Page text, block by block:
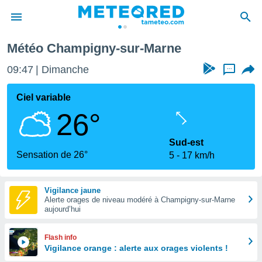
de
Météo Champigny-sur-Marne
09:47 Dimanche ...
Ciel variable
26°
Sensation de 26°
Sud-est
5
17 km/h
Vigilance jaune
Alerte orages de niveau modéré à Champigny-sur-Marne
aujourd’hui
Flash info
Vigilance orange : alerte aux orages violents !